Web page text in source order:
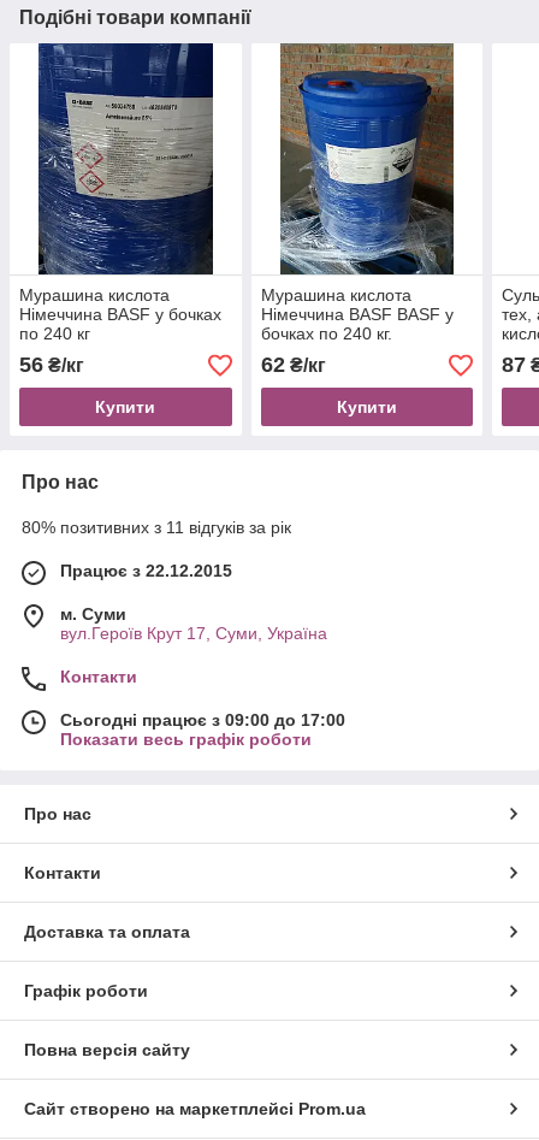
Подібні товари компанії
Мурашина кислота
Німеччина BASF у бочках
по 240 кг
56 ₴/кг
Купити
Мурашина кислота
Німеччина BASF BASF у
бочках по 240 кг.
62₴/кг
Купити
тех,
87
Про нас
80% позитивних з 11 відгуків за рік
Працює з 22.12.2015
м. Суми
вул.Героїв Крут 17, Суми, Україна
Контакти
Сьогодні працює з 09:00 до 17:00
Показати весь графік роботи
Про нас
Контакти
Доставка та оплата
Графік роботи
Повна версія сайту
Сайт створено на маркетплейсі Prom.ua